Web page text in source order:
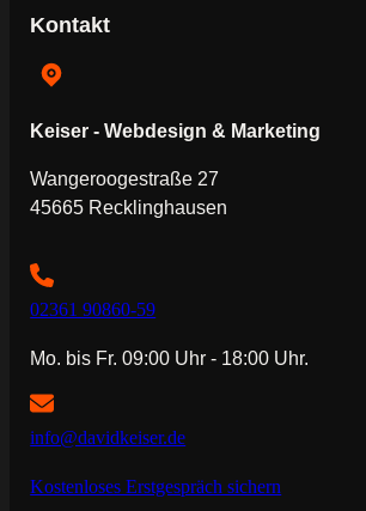
Kontakt
Keiser - Webdesign & Marketing
Wangeroogestraße 27
45665 Recklinghausen
02361 90860-59
Mo. bis Fr. 09:00 Uhr - 18:00 Uhr.
info@davidkeiser.de
Kostenloses Erstgespräch sichern